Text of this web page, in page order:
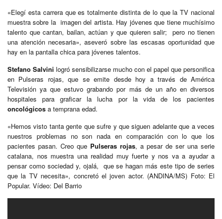
«Elegí esta carrera que es totalmente distinta de lo que la TV nacional
muestra sobre la imagen del artista. Hay jóvenes que tiene muchísimo
talento que cantan, bailan, actúan y que quieren salir; pero no tienen
una atención necesaria», aseveró sobre las escasas oportunidad que
hay en la pantalla chica para jóvenes talentos.
Stefano Salvini logró sensibilizarse mucho con el papel que personifica
en Pulseras rojas, que se emite desde hoy a través de América
Televisión ya que estuvo grabando por más de un año en diversos
hospitales para graficar la lucha por la vida de los pacientes
oncológicos a temprana edad.
«Hemos visto tanta gente que sufre y que siguen adelante que a veces
nuestros problemas no son nada en comparación con lo que los
pacientes pasan. Creo que Pulseras rojas, a pesar de ser una serie
catalana, nos muestra una realidad muy fuerte y nos va a ayudar a
pensar como sociedad y, ojalá, que se hagan más este tipo de series
que la TV necesita», concretó el joven actor. (ANDINA/MS) Foto: El
Popular. Vídeo: Del Barrio